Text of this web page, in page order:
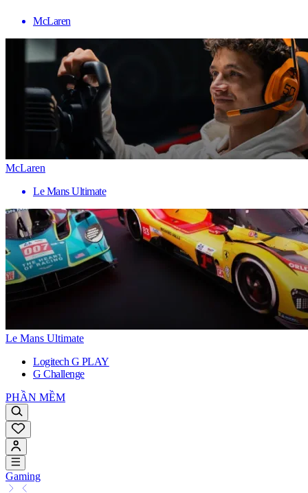
McLaren
McLaren
Le Mans Ultimate
Le Mans Ultimate
Logitech G PLAY
G Challenge
PHẦN MỀM
Gaming